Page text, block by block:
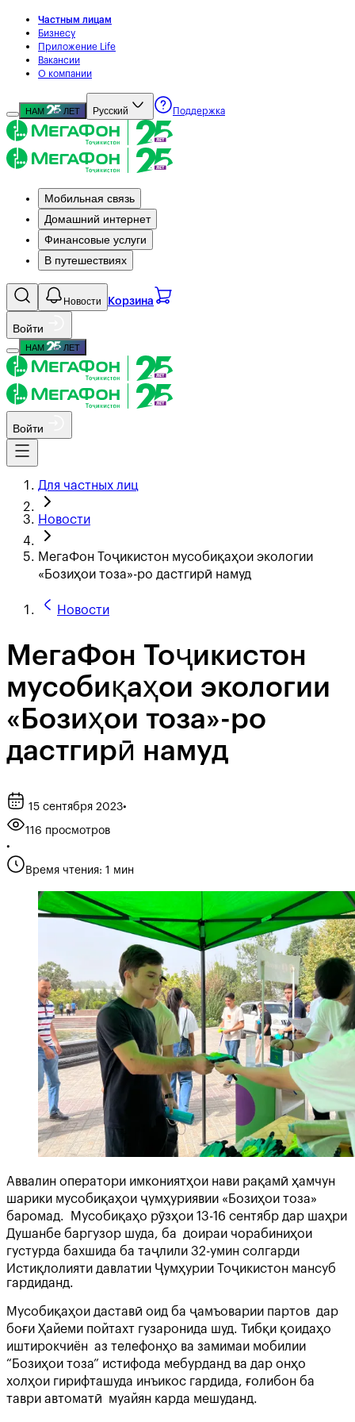
Частным лицам
Бизнесу
Приложение Life
Вакансии
О компании
НАМ ЛЕТ Русский Поддержка
Мобильная связь
Домашний интернет
Финансовые услуги
В путешествиях
Новости Корзина
Войти
НАМ ЛЕТ
Войти
Для частных лиц
Новости
МегаФон Тоҷикистон мусобиқаҳои экологии
«Бозиҳои тоза»-ро дастгирӣ намуд
Новости
МегаФон Тоҷикистон
мусобиқаҳои экологии
«Бозиҳои тоза»-ро
дастгирӣ намуд
15 сентября 2023•
116 просмотров
•
Время чтения: 1 мин
Аввалин оператори имкониятҳои нави рақамӣ ҳамчун
шарики мусобиқаҳои ҷумҳуриявии «Бозиҳои тоза»
баромад. Мусобиқаҳо рӯзҳои 13-16 сентябр дар шаҳри
Душанбе баргузор шуда, ба доираи чорабиниҳои
густурда бахшида ба таҷлили 32-умин солгарди
Истиқлолияти давлатии Ҷумҳурии Тоҷикистон мансуб
гардиданд.
Мусобиқаҳои даставӣ оид ба ҷамъоварии партов дар
боғи Ҳайеми пойтахт гузаронида шуд. Тибқи қоидаҳо
иштирокчиён аз телефонҳо ва замимаи мобилии
“Бозиҳои тоза” истифода мебурданд ва дар онҳо
холҳои гирифташуда инъикос гардида, ғолибон ба
таври автоматӣ муайян карда мешуданд.